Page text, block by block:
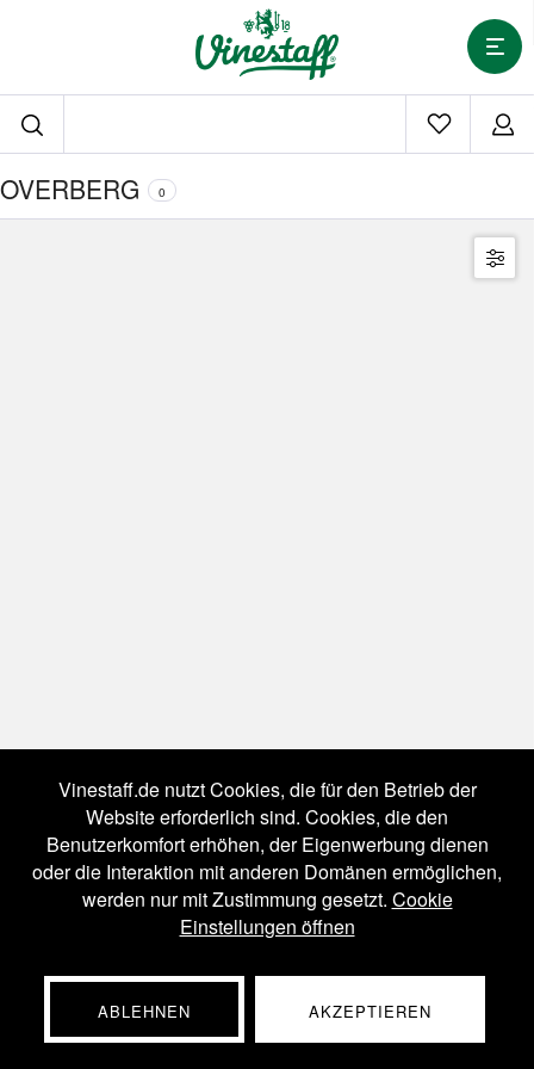
OVERBERG 0
Vinestaff.de nutzt Cookies, die für den Betrieb der
Website erforderlich sind. Cookies, die den
Benutzerkomfort erhöhen, der Eigenwerbung dienen
oder die Interaktion mit anderen Domänen ermöglichen,
werden nur mit Zustimmung gesetzt. Cookie
Einstellungen öffnen
ABLEHNEN AKZEPTIEREN